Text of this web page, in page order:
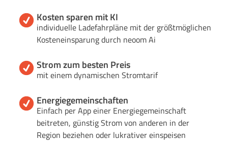
Kosten sparen mit KI
individuelle Ladefahrpläne mit der größtmöglichen
Kosteneinsparung durch neoom Ai
Strom zum besten Preis
mit einem dynamischen Stromtarif
Energiegemeinschaften
Einfach per App einer Energiegemeinschaft
beitreten, günstig Strom von anderen in der
Region beziehen oder lukrativer einspeisen